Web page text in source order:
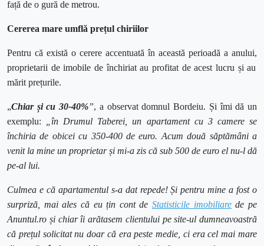
față de o gură de metrou.
Cererea mare umflă prețul chiriilor
Pentru că există o cerere accentuată în această perioadă a anului,
proprietarii de imobile de închiriat au profitat de acest lucru și au
mărit prețurile.
„Chiar și cu 30-40%”, a observat domnul Bordeiu. Și îmi dă un
exemplu:
„în Drumul Taberei, un apartament cu 3 camere se
închiria de obicei cu 350-400 de euro. Acum două săptămâni a
venit la mine un proprietar și mi-a zis că sub 500 de euro el nu-l dă
pe-al lui.
Culmea e că apartamentul s-a dat repede! Și pentru mine a fost o
surpriză, mai ales că eu țin cont deStatisticile imobiliarede pe
Anuntul.ro și chiar îi arătasem clientului pe site-ul dumneavoastră
că prețul solicitat nu doar că era peste medie, ci era cel mai mare